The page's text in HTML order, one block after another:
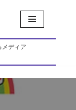
メディア